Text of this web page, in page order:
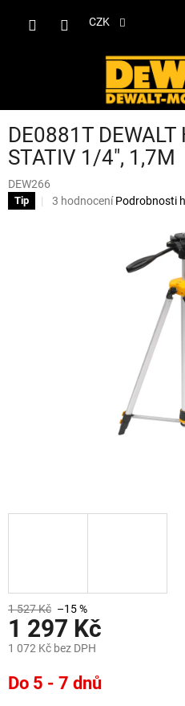
CZK
DE0881T
STATIV 1/4", 1,7M
DEW266
Tip
Průměrné
3 hodnocení Podrobnosti
1 527 Kč –15 %
1 297 Kč
1 072 Kč bez DPH
cena:
Do 5 - 7 dnů